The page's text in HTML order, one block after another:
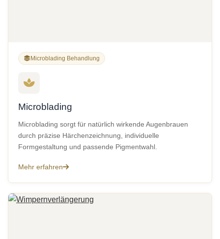
Microblading Behandlung
Microblading
Microblading sorgt für natürlich wirkende Augenbrauen
durch präzise Härchenzeichnung, individuelle
Formgestaltung und passende Pigmentwahl.
Mehr erfahren